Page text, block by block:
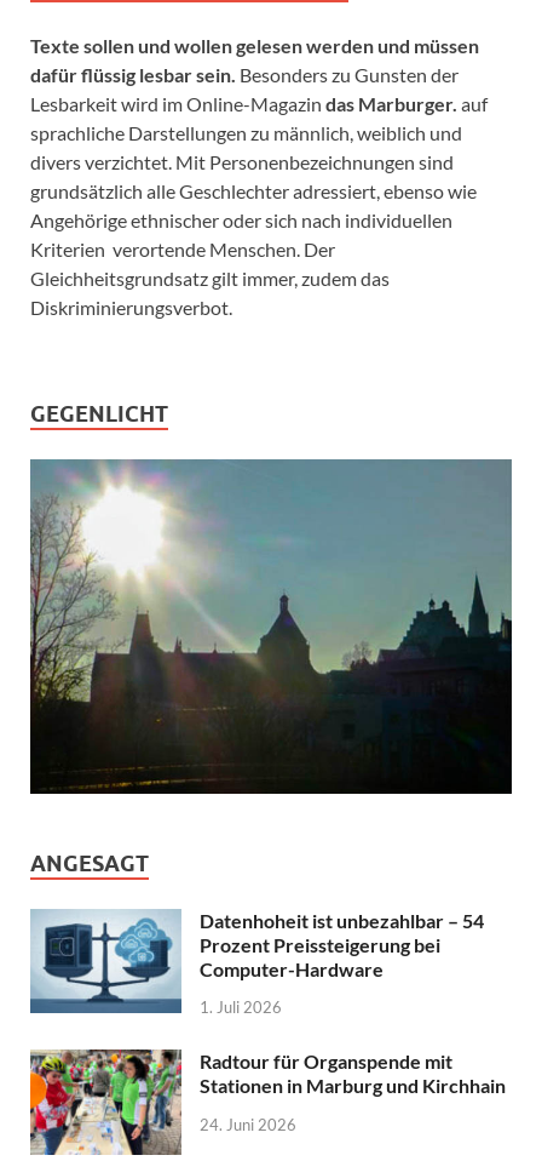
Texte sollen und wollen gelesen werden und müssen
dafür flüssig lesbar sein. Besonders zu Gunsten der
Lesbarkeit wird im Online-Magazin das Marburger. auf
sprachliche Darstellungen zu männlich, weiblich und
divers verzichtet. Mit Personenbezeichnungen sind
grundsätzlich alle Geschlechter adressiert, ebenso wie
Angehörige ethnischer oder sich nach individuellen
Kriterien verortende Menschen. Der
Gleichheitsgrundsatz gilt immer, zudem das
Diskriminierungsverbot.
GEGENLICHT
ANGESAGT
Datenhoheit ist unbezahlbar – 54
Prozent Preissteigerung bei
Computer-Hardware
1. Juli 2026
Radtour für Organspende mit
Stationen in Marburg und Kirchhain
24. Juni 2026